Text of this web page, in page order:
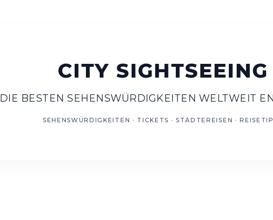
DIE BESTEN SEHENSWÜRDIGKEITEN WELTWEIT